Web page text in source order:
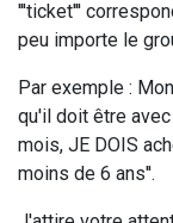
'''ticket'''
peu importe le
Par exemple :
qu'il doit être
mois, JE DOIS
moins de 6 ans''.